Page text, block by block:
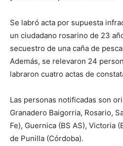
Se labró acta por supuesta
un ciudadano rosarino de 23
secuestro de una caña de
Además, se relevaron 24
labraron cuatro actas de
Las personas notificadas son
Granadero Baigorria, Rosario,
Fe), Guernica (BS AS), Victoria
de Punilla (Córdoba).